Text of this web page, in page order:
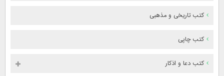
کتب تاریخی و مذهبی
کتب چاپی
کتب دعا و اذکار